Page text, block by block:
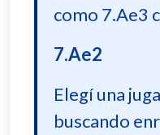
como 7.Ae3
7.Ae2
Elegí una
buscando